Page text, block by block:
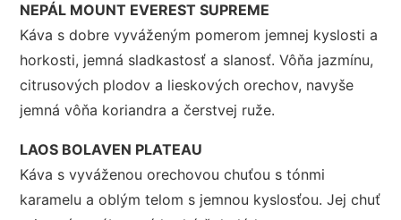
NEPÁL MOUNT EVEREST SUPREME
Káva s dobre vyváženým pomerom jemnej kyslosti a
horkosti, jemná sladkastosť a slanosť. Vôňa jazmínu,
citrusových plodov a lieskových orechov, navyše
jemná vôňa koriandra a čerstvej ruže.
LAOS BOLAVEN PLATEAU
Káva s vyváženou orechovou chuťou s tónmi
karamelu a oblým telom s jemnou kyslosťou. Jej chuť